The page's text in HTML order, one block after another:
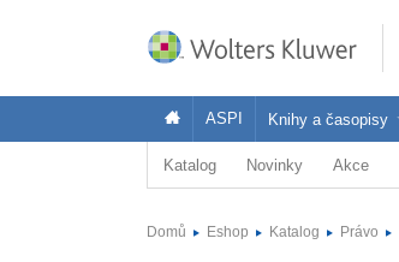
ASPI Knihy a časopisy
Knihy
Katalog Novinky Akce
Domů Eshop Katalog Právo